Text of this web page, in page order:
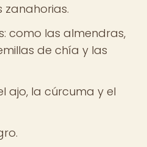
zanahorias.
como las almendras,
de chía y las
ajo, la cúrcuma y el